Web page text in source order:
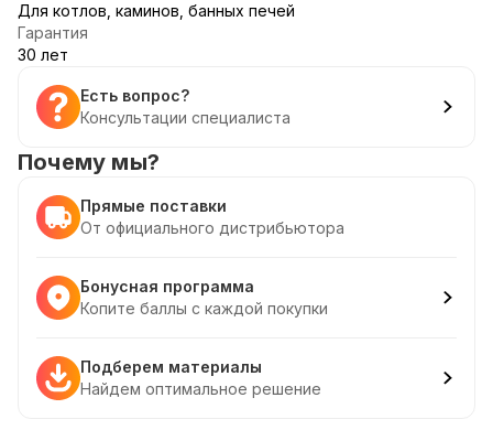
Для котлов, каминов, банных печей
Гарантия
30 лет
Есть вопрос?
Консультации специалиста
Почему мы?
Прямые поставки
От официального дистрибьютора
Бонусная программа
Копите баллы с каждой покупки
Подберем материалы
Найдем оптимальное решение